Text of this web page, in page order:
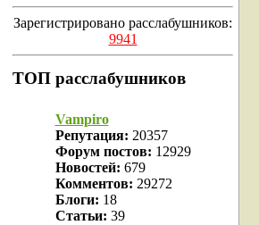
Зарегистрировано расслабушников:
9941
ТОП расслабушников
Vampiro
Репутация: 20357
Форум постов: 12929
Новостей: 679
Комментов: 29272
Блоги: 18
Статьи: 39